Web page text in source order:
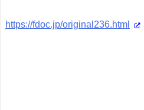
https://fdoc.jp/original236.html